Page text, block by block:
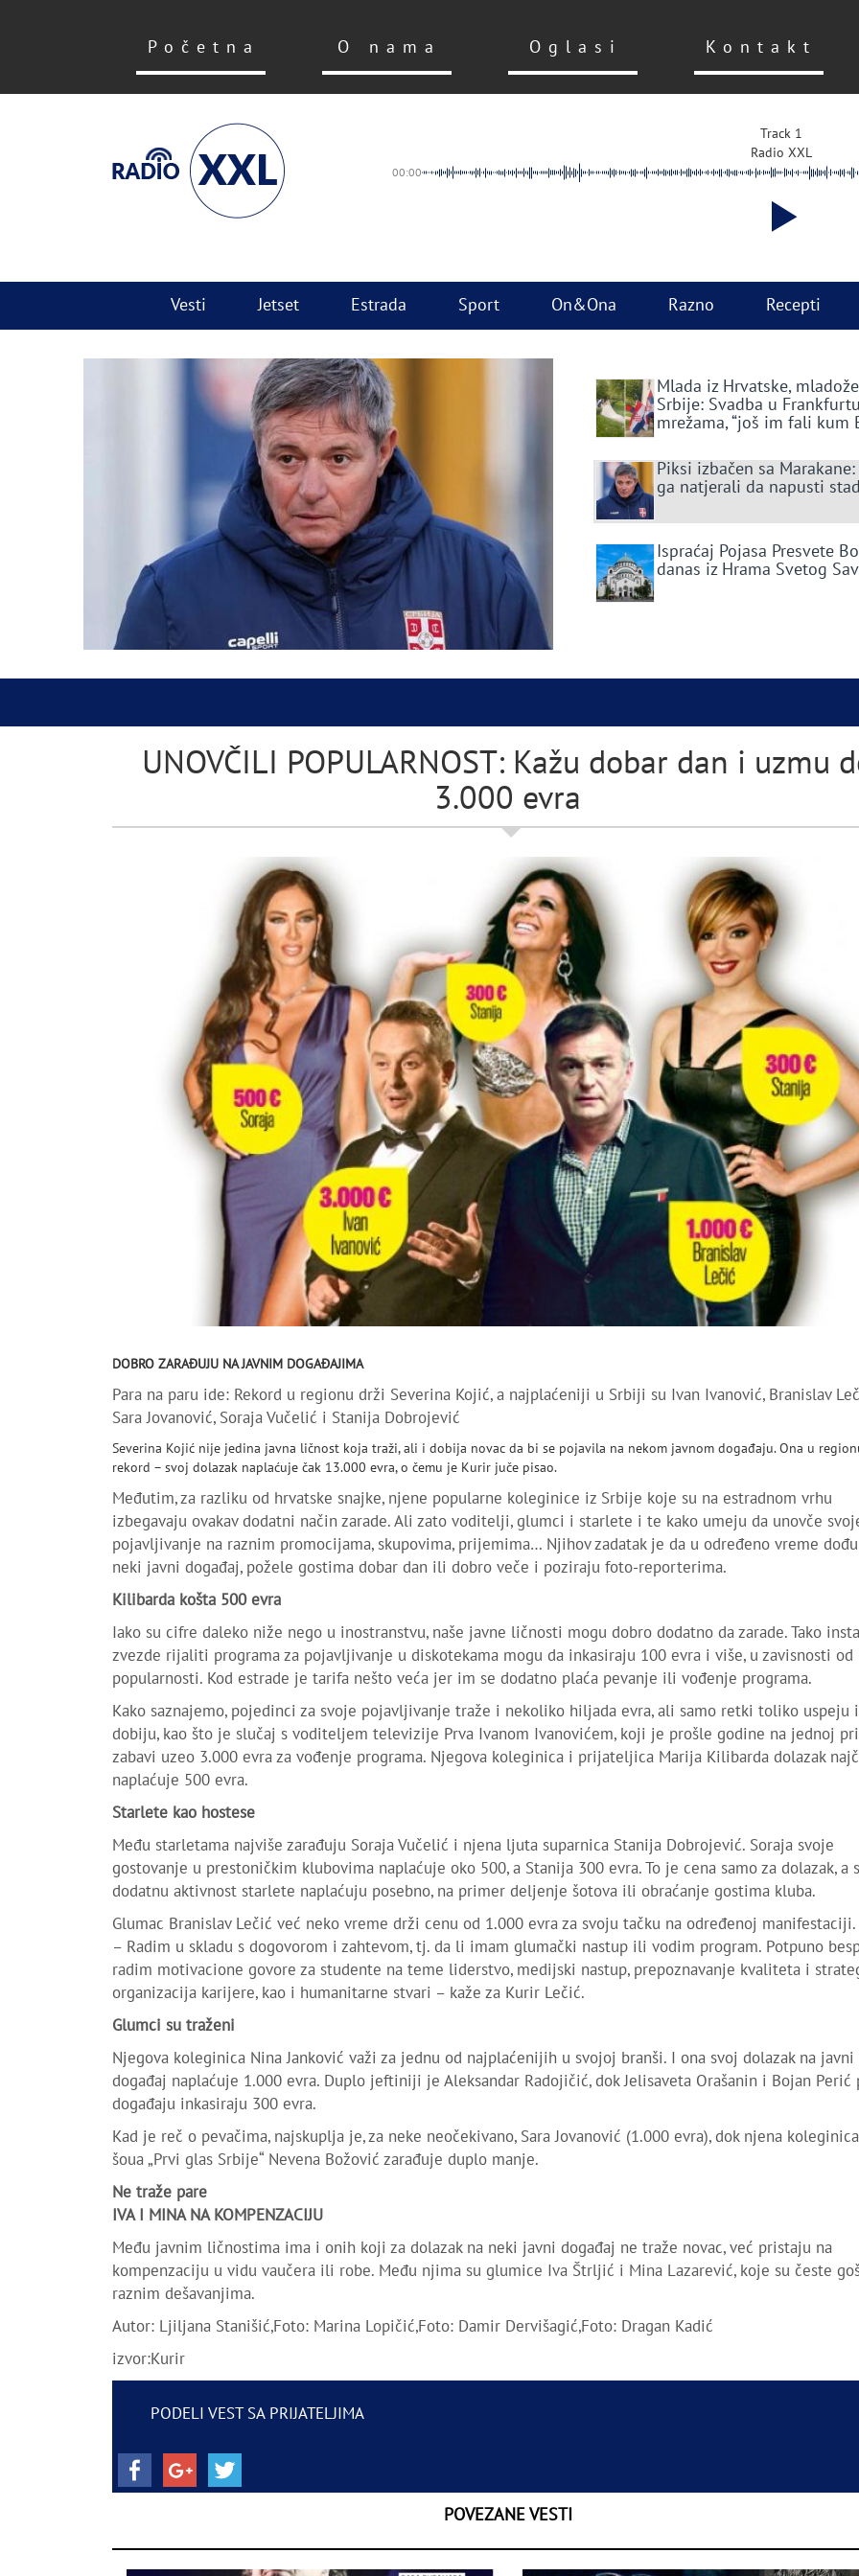
Početna O nama Oglasi Kontakt
Track 1
Radio XXL
00:00
Vesti Jetset Estrada Sport On&Ona Razno Recepti
Mlada iz Hrvatske,
Srbije: Svadba u
mrežama, “još im fali kum
Piksi izbačen sa
ga natjerali da napusti
Ispraćaj Pojasa Presvete
danas iz Hrama Svetog
UNOVČILI POPULARNOST: Kažu dobar dan i uzmu
3.000 evra
DOBRO ZARAĐUJU NA JAVNIM DOGAĐAJIMA
Para na paru ide: Rekord u regionu drži Severina Kojić, a najplaćeniji u Srbiji su Ivan Ivanović, Branislav
Sara Jovanović, Soraja Vučelić i Stanija Dobrojević
Severina Kojić nije jedina javna ličnost koja traži, ali i dobija novac da bi se pojavila na nekom javnom događaju. Ona u
rekord – svoj dolazak naplaćuje čak 13.000 evra, o čemu je Kurir juče pisao.
Međutim, za razliku od hrvatske snajke, njene popularne koleginice iz Srbije koje su na estradnom vrhu
izbegavaju ovakav dodatni način zarade. Ali zato voditelji, glumci i starlete i te kako umeju da unovče
pojavljivanje na raznim promocijama, skupovima, prijemima… Njihov zadatak je da u određeno vreme
neki javni događaj, požele gostima dobar dan ili dobro veče i poziraju foto-reporterima.
Kilibarda košta 500 evra
Iako su cifre daleko niže nego u inostranstvu, naše javne ličnosti mogu dobro dodatno da zarade. Tako
zvezde rijaliti programa za pojavljivanje u diskotekama mogu da inkasiraju 100 evra i više, u zavisnosti od
popularnosti. Kod estrade je tarifa nešto veća jer im se dodatno plaća pevanje ili vođenje programa.
Kako saznajemo, pojedinci za svoje pojavljivanje traže i nekoliko hiljada evra, ali samo retki toliko uspeju
dobiju, kao što je slučaj s voditeljem televizije Prva Ivanom Ivanovićem, koji je prošle godine na jednoj
zabavi uzeo 3.000 evra za vođenje programa. Njegova koleginica i prijateljica Marija Kilibarda dolazak
naplaćuje 500 evra.
Starlete kao hostese
Među starletama najviše zarađuju Soraja Vučelić i njena ljuta suparnica Stanija Dobrojević. Soraja svoje
gostovanje u prestoničkim klubovima naplaćuje oko 500, a Stanija 300 evra. To je cena samo za dolazak, a
dodatnu aktivnost starlete naplaćuju posebno, na primer deljenje šotova ili obraćanje gostima kluba.
Glumac Branislav Lečić već neko vreme drži cenu od 1.000 evra za svoju tačku na određenoj manifestaciji.
– Radim u skladu s dogovorom i zahtevom, tj. da li imam glumački nastup ili vodim program. Potpuno
radim motivacione govore za studente na teme liderstvo, medijski nastup, prepoznavanje kvaliteta i
organizacija karijere, kao i humanitarne stvari – kaže za Kurir Lečić.
Glumci su traženi
Njegova koleginica Nina Janković važi za jednu od najplaćenijih u svojoj branši. I ona svoj dolazak na javni
događaj naplaćuje 1.000 evra. Duplo jeftiniji je Aleksandar Radojičić, dok Jelisaveta Orašanin i Bojan Perić
događaju inkasiraju 300 evra.
Kad je reč o pevačima, najskuplja je, za neke neočekivano, Sara Jovanović (1.000 evra), dok njena
šoua „Prvi glas Srbije“ Nevena Božović zarađuje duplo manje.
Ne traže pare
IVA I MINA NA KOMPENZACIJU
Među javnim ličnostima ima i onih koji za dolazak na neki javni događaj ne traže novac, već pristaju na
kompenzaciju u vidu vaučera ili robe. Među njima su glumice Iva Štrljić i Mina Lazarević, koje su česte
raznim dešavanjima.
Autor: Ljiljana Stanišić,Foto: Marina Lopičić,Foto: Damir Dervišagić,Foto: Dragan Kadić
izvor:Kurir
PODELI VEST SA PRIJATELJIMA
POVEZANE VESTI